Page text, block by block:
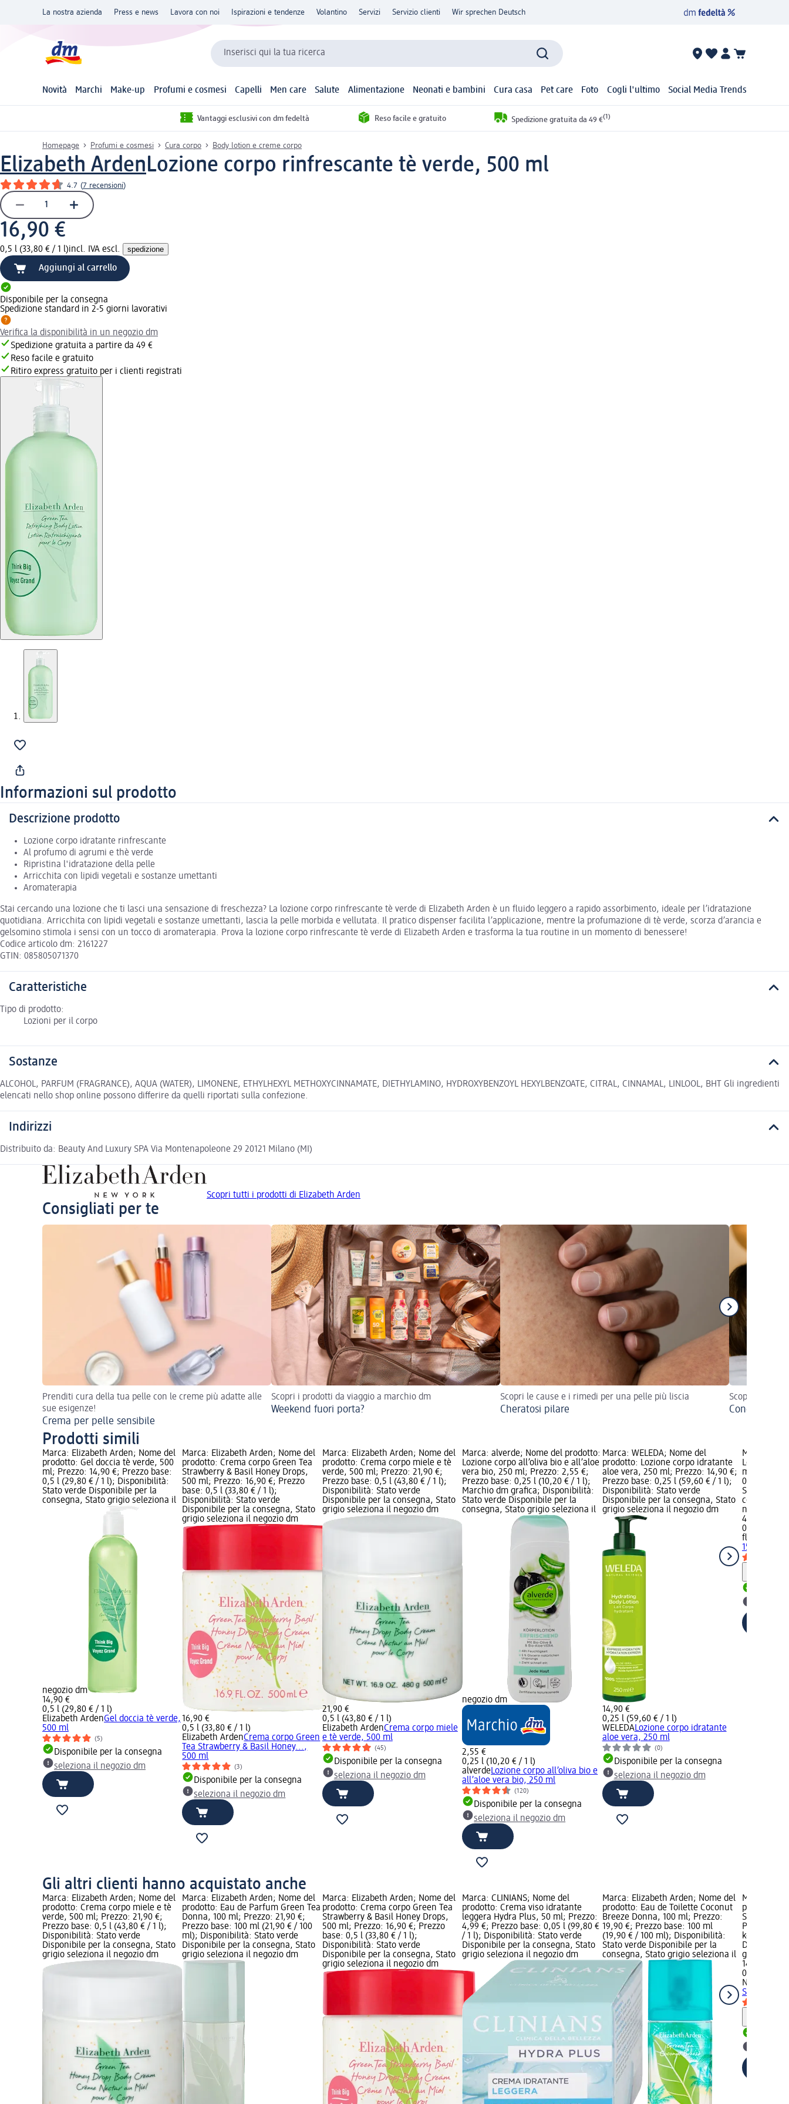
La nostra azienda Press e news Lavora con noi Ispirazioni e tendenze Volantino Servizi Servizio clienti Wir sprechen Deutsch
Inserisci qui la tua ricerca
Novità Marchi Make-up Profumi e cosmesi Capelli Men care Salute Alimentazione Neonati e bambini Cura casa Pet care Foto Cogli l'ultimo Social Media Trends
Vantaggi esclusivi con dm fedeltà Reso facile e gratuito Spedizione gratuita da 49 €(1)
Homepage Profumi e cosmesi Cura corpo Body lotion e creme corpo
Elizabeth ArdenLozione corpo rinfrescante tè verde, 500 ml
4.7 (7 recensioni)
16,90 €
0,5 l (33,80 € / 1 l)incl. IVA escl. spedizione
Aggiungi al carrello
Disponibile per la consegna
Spedizione standard in 2-5 giorni lavorativi
Verifica la disponibilità in un negozio dm
Spedizione gratuita a partire da 49 €
Reso facile e gratuito
Ritiro express gratuito per i clienti registrati
Informazioni sul prodotto
Descrizione prodotto
Lozione corpo idratante rinfrescante
Al profumo di agrumi e thè verde
Ripristina l'idratazione della pelle
Arricchita con lipidi vegetali e sostanze umettanti
Aromaterapia
Stai cercando una lozione che ti lasci una sensazione di freschezza? La lozione corpo rinfrescante tè verde di Elizabeth Arden è un fluido leggero a rapido assorbimento, ideale per l’idratazione
quotidiana. Arricchita con lipidi vegetali e sostanze umettanti, lascia la pelle morbida e vellutata. Il pratico dispenser facilita l’applicazione, mentre la profumazione di tè verde, scorza d’arancia e
gelsomino stimola i sensi con un tocco di aromaterapia. Prova la lozione corpo rinfrescante tè verde di Elizabeth Arden e trasforma la tua routine in un momento di benessere!
Codice articolo dm: 2161227
GTIN: 085805071370
Caratteristiche
Tipo di prodotto:
Lozioni per il corpo
Sostanze
ALCOHOL, PARFUM (FRAGRANCE), AQUA (WATER), LIMONENE, ETHYLHEXYL METHOXYCINNAMATE, DIETHYLAMINO, HYDROXYBENZOYL HEXYLBENZOATE, CITRAL, CINNAMAL, LINLOOL, BHT Gli ingredienti
elencati nello shop online possono differire da quelli riportati sulla confezione.
Indirizzi
Distribuito da: Beauty And Luxury SPA Via Montenapoleone 29 20121 Milano (MI)
Scopri tutti i prodotti di Elizabeth Arden
Consigliati per te
Prenditi cura della tua pelle con le creme più adatte alle
sue esigenze!
Crema per pelle sensibile
Scopri i prodotti da viaggio a marchio dm
Weekend fuori porta?
Scopri le cause e i rimedi per una pelle più liscia
Cheratosi pilare
Scopri tutto
Concediti un
Prodotti simili
Marca: Elizabeth Arden; Nome del
prodotto: Gel doccia tè verde, 500
ml; Prezzo: 14,90 €; Prezzo base:
0,5 l (29,80 € / 1 l); Disponibilità:
Stato verde Disponibile per la
consegna, Stato grigio seleziona il
negozio dm
14,90 €
0,5 l (29,80 € / 1 l)
Elizabeth ArdenGel doccia tè verde,
500 ml
(5)
Disponibile per la consegna
seleziona il negozio dm
Marca: Elizabeth Arden; Nome del
prodotto: Crema corpo Green Tea
Strawberry & Basil Honey Drops,
500 ml; Prezzo: 16,90 €; Prezzo
base: 0,5 l (33,80 € / 1 l);
Disponibilità: Stato verde
Disponibile per la consegna, Stato
grigio seleziona il negozio dm
16,90 €
0,5 l (33,80 € / 1 l)
Elizabeth ArdenCrema corpo Green
Tea Strawberry & Basil Honey...,
500 ml
(3)
Disponibile per la consegna
seleziona il negozio dm
Marca: Elizabeth Arden; Nome del
prodotto: Crema corpo miele e tè
verde, 500 ml; Prezzo: 21,90 €;
Prezzo base: 0,5 l (43,80 € / 1 l);
Disponibilità: Stato verde
Disponibile per la consegna, Stato
grigio seleziona il negozio dm
21,90 €
0,5 l (43,80 € / 1 l)
Elizabeth ArdenCrema corpo miele
e tè verde, 500 ml
(45)
Disponibile per la consegna
seleziona il negozio dm
Marca: alverde; Nome del prodotto:
Lozione corpo all’oliva bio e all’aloe
vera bio, 250 ml; Prezzo: 2,55 €;
Prezzo base: 0,25 l (10,20 € / 1 l);
Marchio dm grafica; Disponibilità:
Stato verde Disponibile per la
consegna, Stato grigio seleziona il
negozio dm
2,55 €
0,25 l (10,20 € / 1 l)
alverdeLozione corpo all’oliva bio e
all’aloe vera bio, 250 ml
(120)
Disponibile per la consegna
seleziona il negozio dm
Marca: WELEDA; Nome del
prodotto: Lozione corpo idratante
aloe vera, 250 ml; Prezzo: 14,90 €;
Prezzo base: 0,25 l (59,60 € / 1 l);
Disponibilità: Stato verde
Disponibile per la consegna, Stato
grigio seleziona il negozio dm
14,90 €
0,25 l (59,60 € / 1 l)
WELEDALozione corpo idratante
aloe vera, 250 ml
(0)
Disponibile per la consegna
seleziona il negozio dm
Marca:
Lozione
ml; Prezzo:
0,15 l
Stato
consegna,
negozio dm
4,99 €
0,15 l
fluff
150 ml
Gli altri clienti hanno acquistato anche
Marca: Elizabeth Arden; Nome del
prodotto: Crema corpo miele e tè
verde, 500 ml; Prezzo: 21,90 €;
Prezzo base: 0,5 l (43,80 € / 1 l);
Disponibilità: Stato verde
Disponibile per la consegna, Stato
grigio seleziona il negozio dm
Marca: Elizabeth Arden; Nome del
prodotto: Eau de Parfum Green Tea
Donna, 100 ml; Prezzo: 21,90 €;
Prezzo base: 100 ml (21,90 € / 100
ml); Disponibilità: Stato verde
Disponibile per la consegna, Stato
grigio seleziona il negozio dm
Marca: Elizabeth Arden; Nome del
prodotto: Crema corpo Green Tea
Strawberry & Basil Honey Drops,
500 ml; Prezzo: 16,90 €; Prezzo
base: 0,5 l (33,80 € / 1 l);
Disponibilità: Stato verde
Disponibile per la consegna, Stato
grigio seleziona il negozio dm
Marca: CLINIANS; Nome del
prodotto: Crema viso idratante
leggera Hydra Plus, 50 ml; Prezzo:
4,99 €; Prezzo base: 0,05 l (99,80 €
/ 1 l); Disponibilità: Stato verde
Disponibile per la consegna, Stato
grigio seleziona il negozio dm
Marca: Elizabeth Arden; Nome del
prodotto: Eau de Toilette Coconut
Breeze Donna, 100 ml; Prezzo:
19,90 €; Prezzo base: 100 ml
(19,90 € / 100 ml); Disponibilità:
Stato verde Disponibile per la
consegna, Stato grigio seleziona il
Marca:
prodotto:
SPF50+,
Prezzo
kg);
Disponibile
grigio
14,90 €
0,015 kg
NIVEA SUN
SPF50+, 15